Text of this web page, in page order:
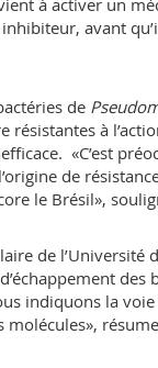
à activer un
avant
de
résistantes à
«C’est
de
le Brésil»,
de l’Université
des
indiquons la